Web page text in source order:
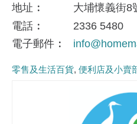
地址
大埔懷義街8
電話
2336 5480
電子郵件
零售及生活百貨 便利店及小賣